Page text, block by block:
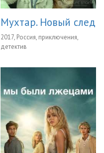
Мухтар. Новый след
2017, Россия, приключения,
детектив